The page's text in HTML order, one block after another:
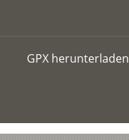
GPX herunterladen